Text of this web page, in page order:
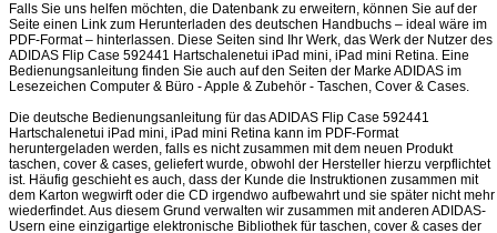
Falls Sie uns helfen möchten, die Datenbank zu erweitern, können Sie auf der
Seite einen Link zum Herunterladen des deutschen Handbuchs – ideal wäre im
PDF-Format – hinterlassen. Diese Seiten sind Ihr Werk, das Werk der Nutzer des
ADIDAS Flip Case 592441 Hartschalenetui iPad mini, iPad mini Retina. Eine
Bedienungsanleitung finden Sie auch auf den Seiten der Marke ADIDAS im
Lesezeichen Computer & Büro - Apple & Zubehör - Taschen, Cover & Cases.
Die deutsche Bedienungsanleitung für das ADIDAS Flip Case 592441
Hartschalenetui iPad mini, iPad mini Retina kann im PDF-Format
heruntergeladen werden, falls es nicht zusammen mit dem neuen Produkt
taschen, cover & cases, geliefert wurde, obwohl der Hersteller hierzu verpflichtet
ist. Häufig geschieht es auch, dass der Kunde die Instruktionen zusammen mit
dem Karton wegwirft oder die CD irgendwo aufbewahrt und sie später nicht mehr
wiederfindet. Aus diesem Grund verwalten wir zusammen mit anderen ADIDAS-
Usern eine einzigartige elektronische Bibliothek für taschen, cover & cases der